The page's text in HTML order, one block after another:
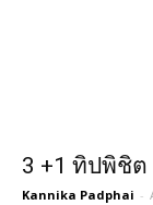
3 +1 ทิปพิชิ
Kannika Padphai -